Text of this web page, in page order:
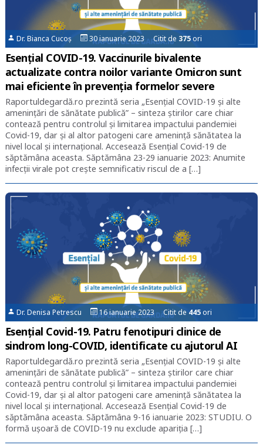
Dr. Bianca Cucoș 30 ianuarie 2023 Citit de 375ori
Esențial COVID-19. Vaccinurile bivalente
actualizate contra noilor variante Omicron sunt
mai eficiente în prevenția formelor severe
Raportuldegardă.ro prezintă seria „Esențial COVID-19 și alte
amenințări de sănătate publică” – sinteza știrilor care chiar
contează pentru controlul și limitarea impactului pandemiei
Covid-19, dar și al altor patogeni care amenință sănătatea la
nivel local și internațional. Accesează Esențial Covid-19 de
săptămâna aceasta. Săptămâna 23-29 ianuarie 2023: Anumite
infecții virale pot crește semnificativ riscul de a […]
Dr. Denisa Petrescu 16 ianuarie 2023 Citit de 445ori
Esențial Covid-19. Patru fenotipuri clinice de
sindrom long-COVID, identificate cu ajutorul AI
Raportuldegardă.ro prezintă seria „Esențial COVID-19 și alte
amenințări de sănătate publică” – sinteza știrilor care chiar
contează pentru controlul și limitarea impactului pandemiei
Covid-19, dar și al altor patogeni care amenință sănătatea la
nivel local și internațional. Accesează Esențial Covid-19 de
săptămâna aceasta. Săptămâna 9-16 ianuarie 2023: STUDIU. O
formă ușoară de COVID-19 nu exclude apariția […]